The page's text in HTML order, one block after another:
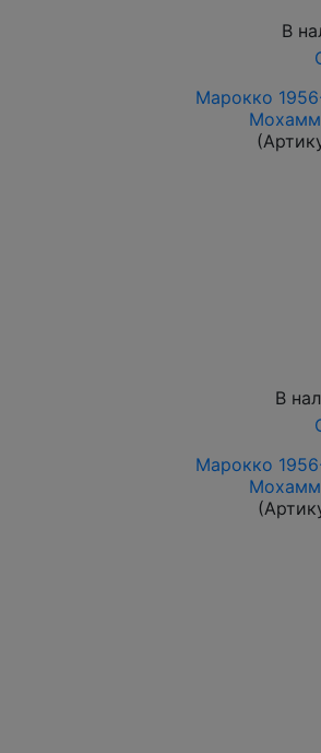
В
Марокко
В
Марокко